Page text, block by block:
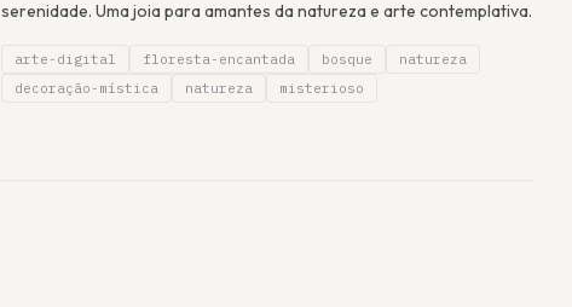
serenidade. Uma joia para amantes da natureza e arte contemplativa.
arte-digital floresta-encantada bosque
natureza
decoração-mística
natureza misterioso